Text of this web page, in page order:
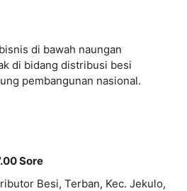
di bawah naungan
di bidang distribusi besi
pembangunan nasional.
Sore
Besi, Terban, Kec. Jekulo,